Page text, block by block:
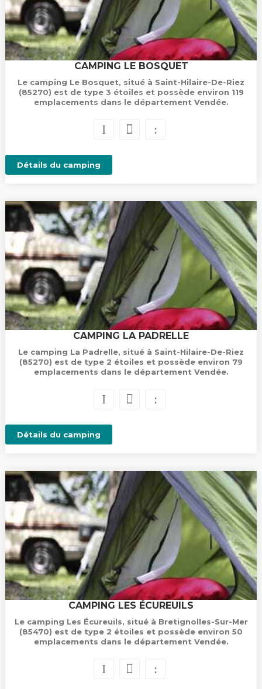
CAMPING LE BOSQUET
Le camping Le Bosquet, situé à Saint-Hilaire-De-Riez
(85270) est de type 3 étoiles et possède environ 119
emplacements dans le département Vendée.
Détails du camping
CAMPING LA PADRELLE
Le camping La Padrelle, situé à Saint-Hilaire-De-Riez
(85270) est de type 2 étoiles et possède environ 79
emplacements dans le département Vendée.
Détails du camping
CAMPING LES ÉCUREUILS
Le camping Les Écureuils, situé à Bretignolles-Sur-Mer
(85470) est de type 2 étoiles et possède environ 50
emplacements dans le département Vendée.